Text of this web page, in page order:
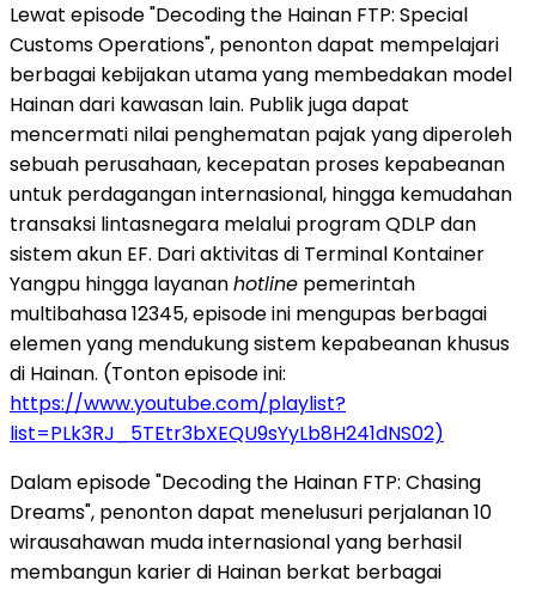
Lewat episode "Decoding the Hainan FTP: Special
Customs Operations", penonton dapat mempelajari
berbagai kebijakan utama yang membedakan model
Hainan dari kawasan lain. Publik juga dapat
mencermati nilai penghematan pajak yang diperoleh
sebuah perusahaan, kecepatan proses kepabeanan
untuk perdagangan internasional, hingga kemudahan
transaksi lintasnegara melalui program QDLP dan
sistem akun EF. Dari aktivitas di Terminal Kontainer
Yangpu hingga layananhotline pemerintah
multibahasa 12345, episode ini mengupas berbagai
elemen yang mendukung sistem kepabeanan khusus
di Hainan. (Tonton episode ini:
https://www.youtube.com/playlist?
list=PLk3RJ_5TEtr3bXEQU9sYyLb8H241dNS02)
Dalam episode "Decoding the Hainan FTP: Chasing
Dreams", penonton dapat menelusuri perjalanan 10
wirausahawan muda internasional yang berhasil
membangun karier di Hainan berkat berbagai